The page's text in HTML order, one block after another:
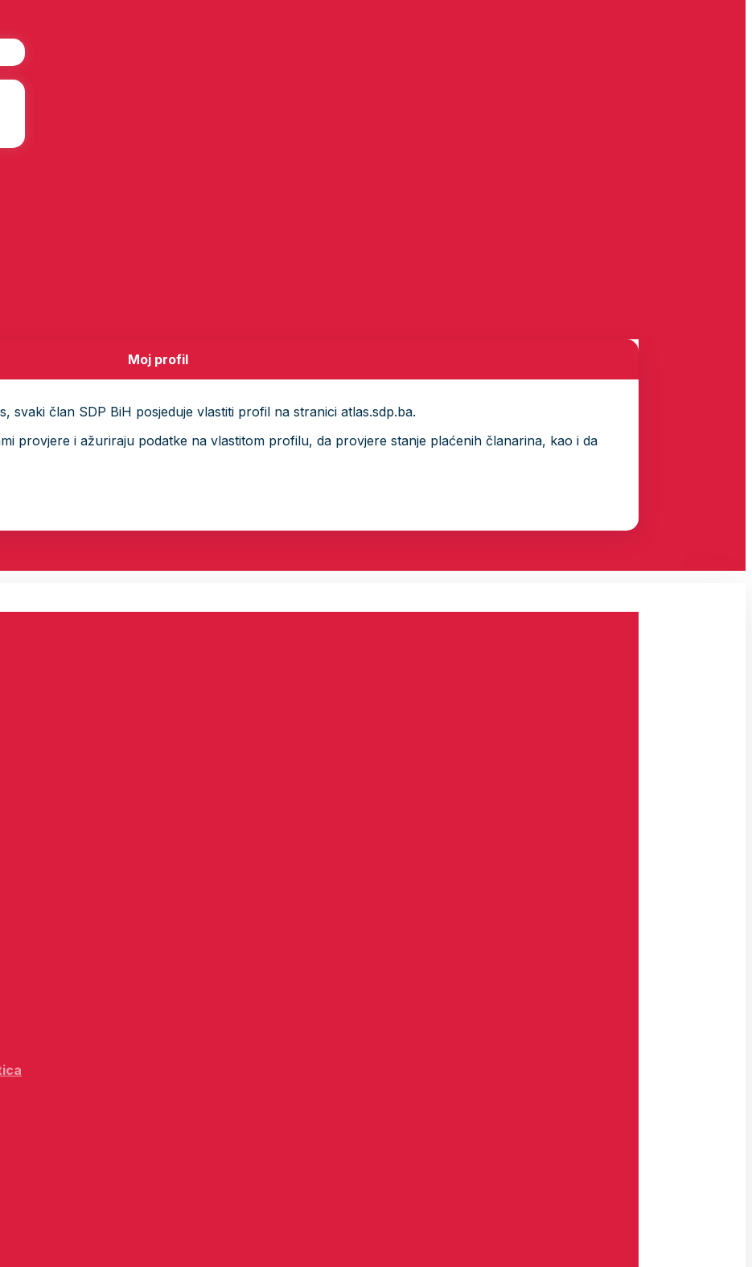
Moj profil
svaki član SDP BiH posjeduje vlastiti profil na stranici atlas.sdp.ba.
provjere i ažuriraju podatke na vlastitom profilu, da provjere stanje plaćenih članarina, kao i da